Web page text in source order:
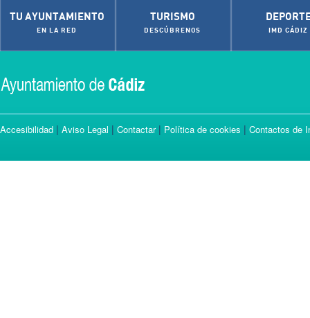
TU AYUNTAMIENTO
EN LA RED
TURISMO
DESCÚBRENOS IMD CÁDIZ
Accesibilidad | Aviso Legal | Contactar| Política de cookies | Contactos de